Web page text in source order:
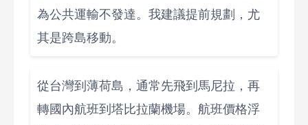
為公共運輸不發達。我建議提前規劃，尤
其是跨島移動。
從台灣到薄荷島，通常先飛到馬尼拉，再
轉國內航班到塔比拉蘭機場。航班價格浮